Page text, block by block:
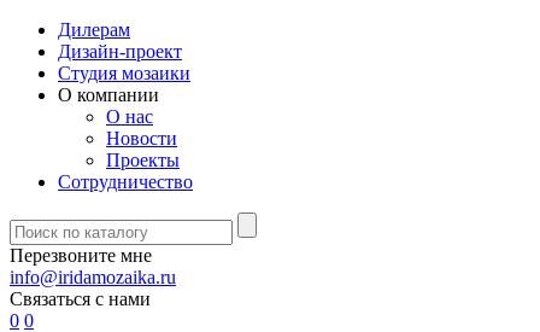
Дилерам
Дизайн-проект
Студия мозаики
О компании
О нас
Новости
Проекты
Сотрудничество
Перезвоните мне
info@iridamozaika.ru
Связаться с нами
0 0